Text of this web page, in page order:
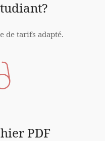
de tarifs adapté.
PDF